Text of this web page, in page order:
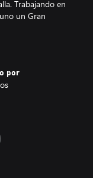
Trabajando en
un Gran
todo el Reino.
rápidamente
tu
ayudaran en
por